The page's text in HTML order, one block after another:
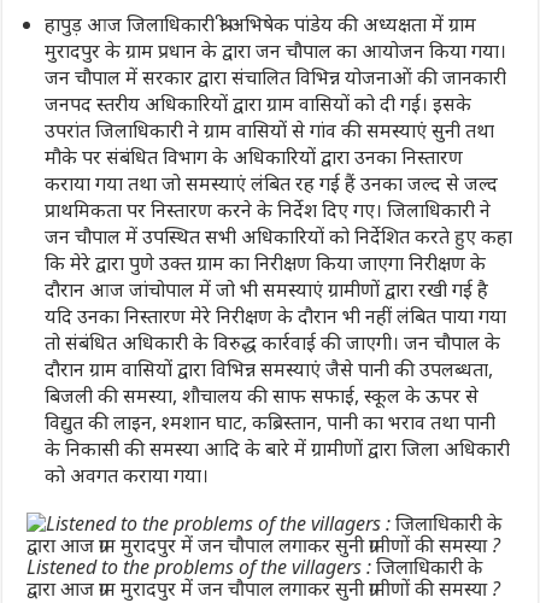
हापुड़ आज जिलाधिकारी श्री अभिषेक पांडेय की अध्यक्षता में ग्राम
मुरादपुर के ग्राम प्रधान के द्वारा जन चौपाल का आयोजन किया गया।
जन चौपाल में सरकार द्वारा संचालित विभिन्न योजनाओं की जानकारी
जनपद स्तरीय अधिकारियों द्वारा ग्राम वासियों को दी गई। इसके
उपरांत जिलाधिकारी ने ग्राम वासियों से गांव की समस्याएं सुनी तथा
मौके पर संबंधित विभाग के अधिकारियों द्वारा उनका निस्तारण
कराया गया तथा जो समस्याएं लंबित रह गई हैं उनका जल्द से जल्द
प्राथमिकता पर निस्तारण करने के निर्देश दिए गए। जिलाधिकारी ने
जन चौपाल में उपस्थित सभी अधिकारियों को निर्देशित करते हुए कहा
कि मेरे द्वारा पुणे उक्त ग्राम का निरीक्षण किया जाएगा निरीक्षण के
दौरान आज जांचोपाल में जो भी समस्याएं ग्रामीणों द्वारा रखी गई है
यदि उनका निस्तारण मेरे निरीक्षण के दौरान भी नहीं लंबित पाया गया
तो संबंधित अधिकारी के विरुद्ध कार्रवाई की जाएगी। जन चौपाल के
दौरान ग्राम वासियों द्वारा विभिन्न समस्याएं जैसे पानी की उपलब्धता,
बिजली की समस्या, शौचालय की साफ सफाई, स्कूल के ऊपर से
विद्युत की लाइन, श्मशान घाट, कब्रिस्तान, पानी का भराव तथा पानी
के निकासी की समस्या आदि के बारे में ग्रामीणों द्वारा जिला अधिकारी
को अवगत कराया गया।
Listened to the problems of the villagers : जिलाधिकारी के
द्वारा आज ग्राम मुरादपुर में जन चौपाल लगाकर सुनी ग्रामीणों की समस्या ?